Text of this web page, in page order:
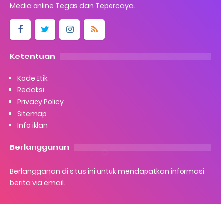
Media online Tegas dan Tepercaya.
Ketentuan
Kode Etik
Redaksi
Privacy Policy
Sitemap
Info iklan
Berlangganan
Berlangganan di situs ini untuk mendapatkan informasi
berita via email.